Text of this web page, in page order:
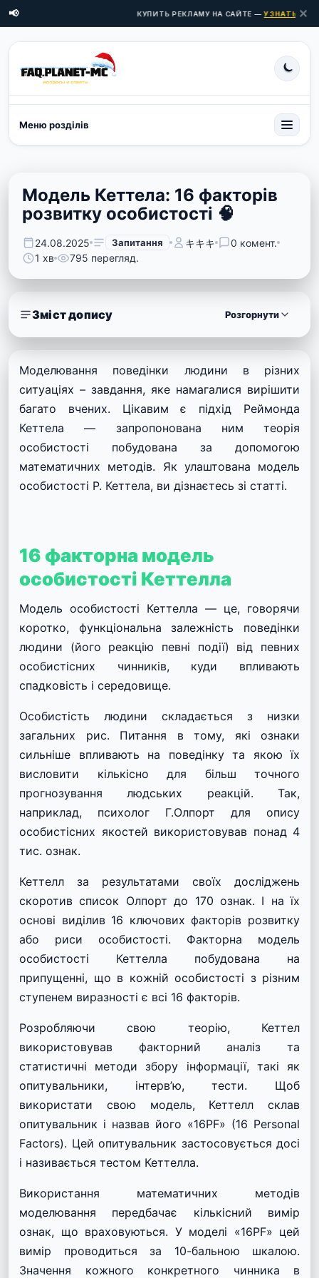
📢 КУПИТЬ РЕКЛАМУ НА САЙТЕ —УЗНАТЬ ЦЕНЫ
✕
Меню розділів
Модель Кеттела: 16 факторів
розвитку особистості 🧠
24.08.2025 Запитання キキキ
0 комент.
1 хв
795 перегляд.
Зміст допису Розгорнути
Моделювання поведінки людини в різних
ситуаціях – завдання, яке намагалися вирішити
багато вчених. Цікавим є підхід Реймонда
Кеттела — запропонована ним теорія
особистості побудована за допомогою
математичних методів. Як улаштована модель
особистості Р. Кеттела, ви дізнаєтесь зі статті.
16 факторна модель
особистості Кеттелла
Модель особистості Кеттелла — це, говорячи
коротко, функціональна залежність поведінки
людини (його реакцію певні події) від певних
особистісних чинників, куди впливають
спадковість і середовище.
Особистість людини складається з низки
загальних рис. Питання в тому, які ознаки
сильніше впливають на поведінку та якою їх
висловити кількісно для більш точного
прогнозування людських реакцій. Так,
наприклад, психолог Г.Олпорт для опису
особистісних якостей використовував понад 4
тис. ознак.
Кеттелл за результатами своїх досліджень
скоротив список Олпорт до 170 ознак. І на їх
основі виділив 16 ключових факторів розвитку
або риси особистості. Факторна модель
особистості Кеттелла побудована на
припущенні, що в кожній особистості з різним
ступенем виразності є всі 16 факторів.
Розробляючи свою теорію, Кеттел
використовував факторний аналіз та
статистичні методи збору інформації, такі як
опитувальники, інтерв’ю, тести. Щоб
використати свою модель, Кеттелл склав
опитувальник і назвав його «16PF» (16 Personal
Factors). Цей опитувальник застосовується досі
і називається тестом Кеттелла.
Використання математичних методів
моделювання передбачає кількісний вимір
ознак, що враховуються. У моделі «16PF» цей
вимір проводиться за 10-бальною шкалою.
Значення кожного конкретного чинника в